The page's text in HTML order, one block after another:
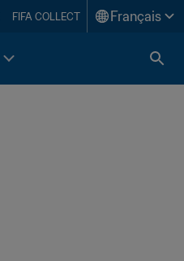
FIFA COLLECT Français